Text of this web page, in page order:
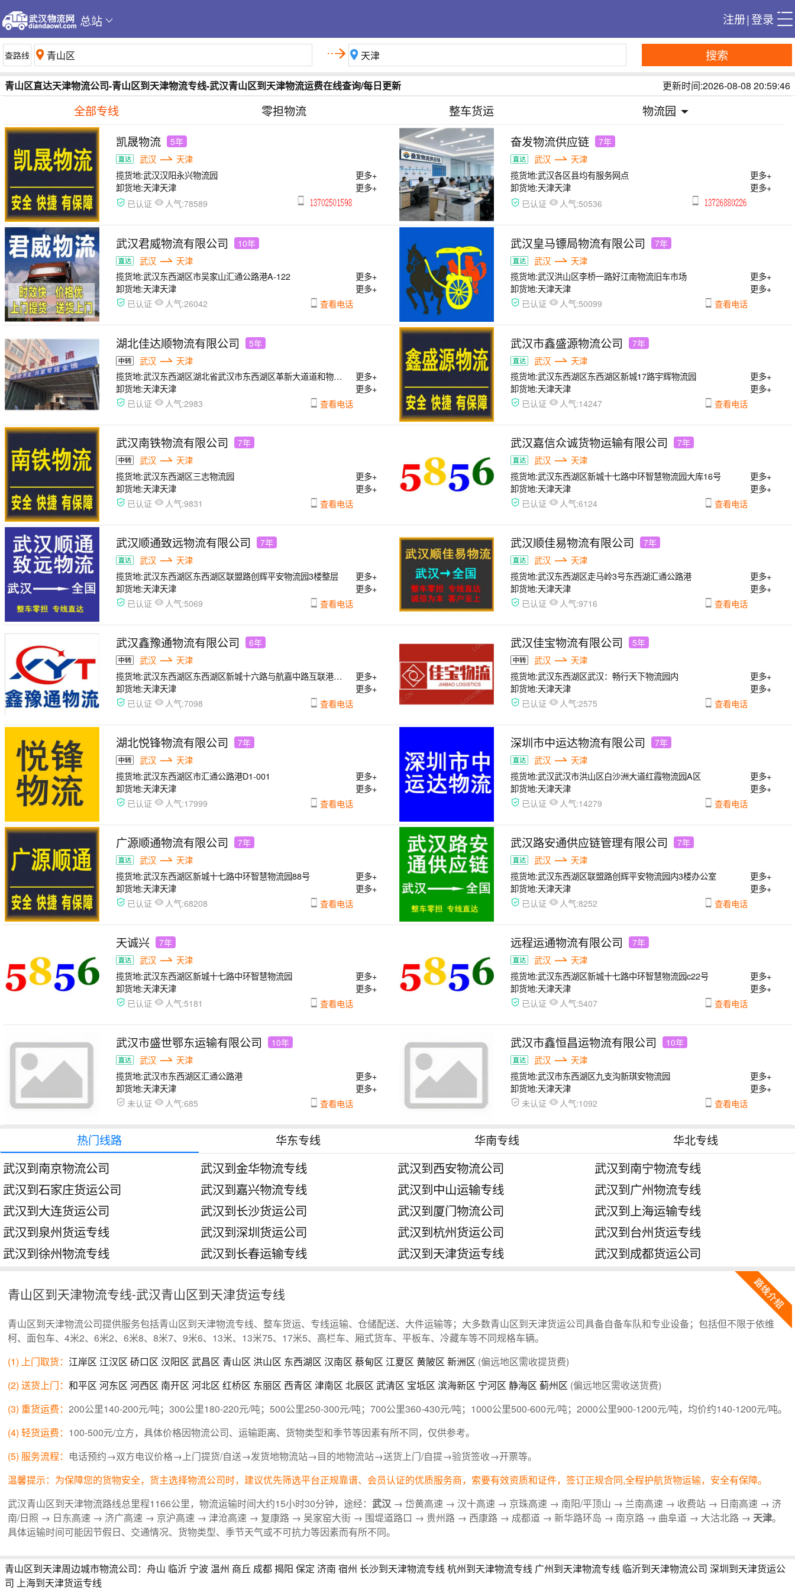
总站 注册|登录
搜索
更新时间:2026-08-08 20:59:46
青山区直达天津物流公司-青山区到天津物流专线-武汉青山区到天津物流运费在线查询/每日更新
全部专线 零担物流 整车货运
物流园
凯晟物流
5年
武汉
天津
揽货地:武汉汉阳永兴物流园
更多+
卸货地:天津天津 更多+
已认证 人气:78589
奋发物流供应链 7年
武汉
天津
揽货地:武汉各区县均有服务网点
更多+
卸货地:天津天津 更多+
已认证 人气:50536
武汉君威物流有限公司 10年
武汉
天津
揽货地:武汉东西湖区市吴家山汇通公路港A-122
更多+
卸货地:天津天津 更多+
已认证 人气:26042 查看电话
武汉皇马镖局物流有限公司 7年
武汉
天津
揽货地:武汉洪山区李桥一路好江南物流旧车市场
更多+
卸货地:天津天津 更多+
已认证 人气:50099 查看电话
湖北佳达顺物流有限公司 5年
武汉
天津
揽货地:武汉东西湖区湖北省武汉市东西湖区革新大道道和物流园306号天津专线
更多+
卸货地:天津天津 更多+
已认证 人气:2983 查看电话
武汉市鑫盛源物流公司 7年
武汉
天津
揽货地:武汉东西湖区东西湖区新城17路宇辉物流园
更多+
卸货地:天津天津 更多+
已认证 人气:14247 查看电话
武汉南铁物流有限公司 7年
武汉
天津
揽货地:武汉东西湖区三志物流园
更多+
卸货地:天津天津 更多+
已认证 人气:9831 查看电话
武汉嘉信众诚货物运输有限公司 7年
武汉
天津
揽货地:武汉东西湖区新城十七路中环智慧物流园大库16号
更多+
卸货地:天津天津 更多+
已认证 人气:6124 查看电话
武汉顺通致远物流有限公司 7年
武汉
天津
揽货地:武汉东西湖区东西湖区联盟路创辉平安物流园3楼整层
更多+
卸货地:天津天津 更多+
已认证 人气:5069 查看电话
武汉顺佳易物流有限公司 7年
武汉
天津
揽货地:武汉东西湖区走马岭3号东西湖汇通公路港
更多+
卸货地:天津天津 更多+
已认证 人气:9716 查看电话
武汉鑫豫通物流有限公司 6年
武汉
天津
揽货地:武汉东西湖区东西湖区新城十六路与航嘉中路互联港物流园A栋
更多+
卸货地:天津天津 更多+
已认证 人气:7098 查看电话
武汉佳宝物流有限公司 5年
武汉
天津
揽货地:武汉东西湖区武汉：畅行天下物流园内
更多+
卸货地:天津天津 更多+
已认证 人气:2575 查看电话
湖北悦锋物流有限公司 7年
武汉
天津
揽货地:武汉东西湖区市汇通公路港D1-001
更多+
卸货地:天津天津 更多+
已认证 人气:17999 查看电话
深圳市中运达物流有限公司 7年
武汉
天津
揽货地:武汉武汉市洪山区白沙洲大道红霞物流园A区
更多+
卸货地:天津天津 更多+
已认证 人气:14279 查看电话
广源顺通物流有限公司 7年
武汉
天津
揽货地:武汉东西湖区新城十七路中环智慧物流园88号
更多+
卸货地:天津天津 更多+
已认证 人气:68208 查看电话
武汉路安通供应链管理有限公司 7年
武汉
天津
揽货地:武汉东西湖区联盟路创辉平安物流园内3楼办公室
更多+
卸货地:天津天津 更多+
已认证 人气:8252 查看电话
天诚兴 7年
武汉
天津
揽货地:武汉东西湖区新城十七路中环智慧物流园
更多+
卸货地:天津天津 更多+
已认证 人气:5181 查看电话
远程运通物流有限公司 7年
武汉
天津
揽货地:武汉东西湖区新城十七路中环智慧物流园c22号
更多+
卸货地:天津天津 更多+
已认证 人气:5407 查看电话
武汉市盛世鄂东运输有限公司 10年
武汉
天津
揽货地:武汉市东西湖区汇通公路港
更多+
卸货地:天津天津 更多+
未认证 人气:685 查看电话
武汉市鑫恒昌运物流有限公司 10年
武汉
天津
揽货地:武汉市东西湖区九支沟新琪安物流园
更多+
卸货地:天津天津 更多+
未认证 人气:1092 查看电话
热门线路 华东专线 华南专线 华北专线
武汉到南京物流公司 武汉到金华物流专线 武汉到西安物流公司
武汉到南宁物流专线
武汉到石家庄货运公司
武汉到嘉兴物流专线 武汉到中山运输专线
武汉到广州物流专线
武汉到大连货运公司
武汉到长沙货运公司 武汉到厦门物流公司
武汉到上海运输专线
武汉到泉州货运专线
武汉到深圳货运公司 武汉到杭州货运公司
武汉到台州货运专线
武汉到徐州物流专线
武汉到长春运输专线 武汉到天津货运专线 武汉到成都货运公司
青山区到天津物流专线-武汉青山区到天津货运专线
青山区到天津物流公司提供服务包括青山区到天津物流专线、整车货运、专线运输、仓储配送、大件运输等；大多数青山区到天津货运公司具备自备车队和专业设备；包括但不限于依维
柯、面包车、4米2、6米2、6米8、8米7、9米6、13米、13米75、17米5、高栏车、厢式货车、平板车、冷藏车等不同规格车辆。
(1) 上门取货： 江岸区 江汉区 硚口区 汉阳区 武昌区 青山区 洪山区 东西湖区 汉南区 蔡甸区 江夏区 黄陂区 新洲区 (偏远地区需收提货费)
(2) 送货上门： 和平区 河东区 河西区 南开区 河北区 红桥区 东丽区 西青区 津南区 北辰区 武清区 宝坻区 滨海新区 宁河区 静海区 蓟州区 (偏远地区需收送货费)
(3) 重货运费： 200公里140-200元/吨；300公里180-220元/吨；500公里250-300元/吨；700公里360-430元/吨；1000公里500-600元/吨；2000公里900-1200元/吨，均价约140-1200元/吨。
(4) 轻货运费： 100-500元/立方，具体价格因物流公司、运输距离、货物类型和季节等因素有所不同，仅供参考。
(5) 服务流程： 电话预约→双方电议价格→上门提货/自送→发货地物流站→目的地物流站→送货上门/自提→验货签收→开票等。
温馨提示：为保障您的货物安全，货主选择物流公司时，建议优先筛选平台正规靠谱、会员认证的优质服务商，索要有效资质和证件，签订正规合同,全程护航货物运输，安全有保障。
武汉青山区到天津物流路线总里程1166公里，物流运输时间大约15小时30分钟，途经： 武汉 → 岱黄高速 → 汉十高速 → 京珠高速 → 南阳/平顶山 → 兰南高速 → 收费站 → 日南高速 → 济
南/日照 → 日东高速 → 济广高速 → 京沪高速 → 津沧高速 → 复康路 → 吴家窑大街 → 围堤道路口 → 贵州路 → 西康路 → 成都道 → 新华路环岛 → 南京路 → 曲阜道 → 大沽北路 → 天津。
具体运输时间可能因节假日、交通情况、货物类型、季节天气或不可抗力等因素而有所不同。
青山区到天津周边城市物流公司： 舟山 临沂 宁波温州 商丘 成都揭阳 保定 济南 宿州 长沙到天津物流专线杭州到天津物流专线 广州到天津物流专线 临沂到天津物流公司 深圳到天津货运公
司 上海到天津货运专线